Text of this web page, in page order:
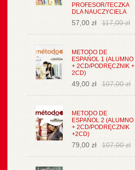
PROFESOR/TECZKA
DLA NAUCZYCIELA
57,00 zł 117,00 zł
METODO DE
ESPAŃOL 1 (ALUMNO
+ 2CD/PODRĘCZNIK +
2CD)
49,00 zł 107,00 zł
METODO DE
ESPAŃOL 2 (ALUMNO
+ 2CD/PODRĘCZNIK
+2CD)
79,00 zł 107,00 zł